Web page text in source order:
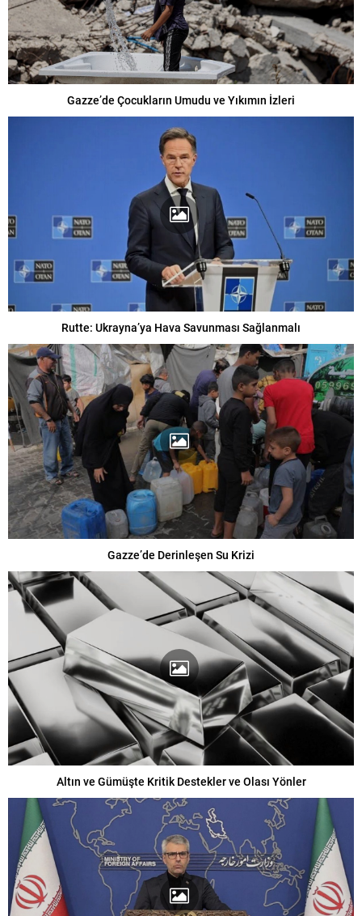
Gazze’de Çocukların Umudu ve Yıkımın İzleri
Rutte: Ukrayna’ya Hava Savunması Sağlanmalı
Gazze’de Derinleşen Su Krizi
Altın ve Gümüşte Kritik Destekler ve Olası Yönler